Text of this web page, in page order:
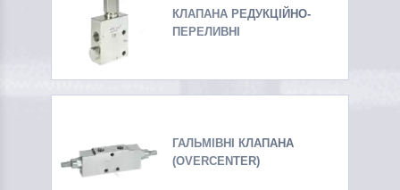
КЛАПАНА РЕДУКЦІЙНО-
ПЕРЕЛИВНІ
ГАЛЬМІВНІ КЛАПАНА
(OVERCENTER)